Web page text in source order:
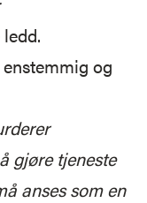
og
gjøre tjeneste
anses som en